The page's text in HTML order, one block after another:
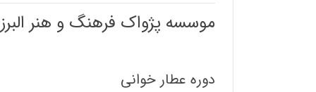
موسسه پژواک فرهنگ و هنر البرز
دوره عطار خوانی